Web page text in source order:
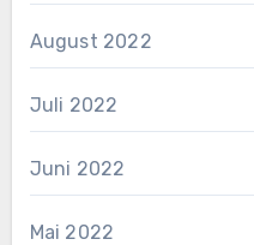
August 2022
Juli 2022
Juni 2022
Mai 2022